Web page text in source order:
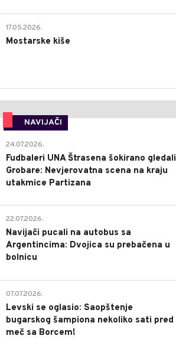
17.05.2026.
Mostarske kiše
NAVIJAČI
24.07.2026.
Fudbaleri UNA Štrasena šokirano gledali
Grobare: Nevjerovatna scena na kraju
utakmice Partizana
22.07.2026.
Navijači pucali na autobus sa
Argentincima: Dvojica su prebačena u
bolnicu
07.07.2026.
Levski se oglasio: Saopštenje
bugarskog šampiona nekoliko sati pred
meč sa Borcem!